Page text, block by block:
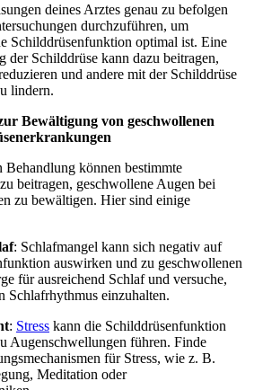
deines Arztes genau zu befolgen
durchzuführen, um
Schilddrüsenfunktion optimal ist. Eine
der Schilddrüse kann dazu beitragen,
und andere mit der Schilddrüse
lindern.
Bewältigung von geschwollenen
Behandlung können bestimmte
beitragen, geschwollene Augen bei
zu bewältigen. Hier sind einige
: Schlafmangel kann sich negativ auf
auswirken und zu geschwollenen
für ausreichend Schlaf und versuche,
Schlafrhythmus einzuhalten.
: Stress kann die Schilddrüsenfunktion
Augenschwellungen führen. Finde
für Stress, wie z. B.
Meditation oder